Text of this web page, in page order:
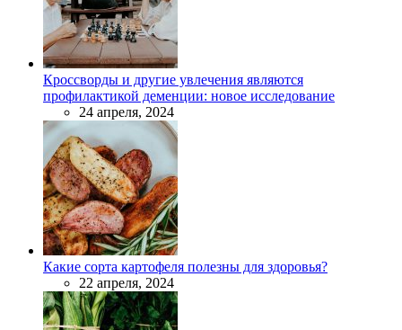
Кроссворды и другие увлечения являются
профилактикой деменции: новое исследование
24 апреля, 2024
Какие сорта картофеля полезны для здоровья?
22 апреля, 2024